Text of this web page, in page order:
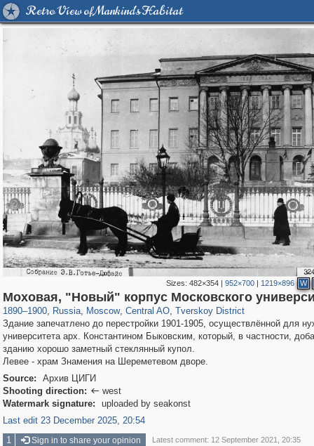
Retro View of Mankind's Habitat
Sizes: 482×354| 952×700| 1219×896 W
Моховая, "Новый" корпус Московского
1890–1900, Russia
1,406,840 29,243
, Moscow
319,864 8,286
, Central AO
160,012 5,916
, Tverskoy District
53,052 2,283
Здание запечатлено до перестройки 1901-1905, осуществлённой для
университета арх. Константином Быковским, который, в частности,
зданию хорошо заметный стеклянный купол.
Левее - храм Знамения на Шереметевом дворе.
Source:
Архив ЦИГИ
Shooting direction:  west
Watermark signature:
uploaded by seakonst
Last edit 23 December 2025, 20:54
1
Sign in to share your opinion Latest comment: 12 September 2021, 20:35